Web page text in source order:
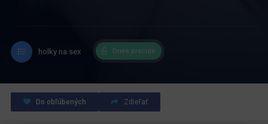
holky na sex Dnes pracuje
Do obľúbených Zdieľať